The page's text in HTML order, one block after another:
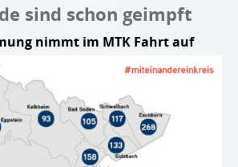
sind schon geimpft
nimmt im MTK Fahrt auf